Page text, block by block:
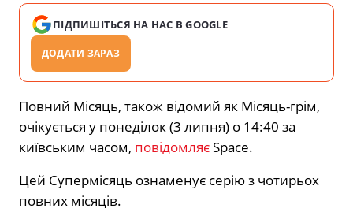
ПІДПИШІТЬСЯ НА НАС В GOOGLE
ДОДАТИ ЗАРАЗ
Повний Місяць, також відомий як Місяць-грім,
очікується у понеділок (3 липня) о 14:40 за
київським часом, повідомляєSpace.
Цей Супермісяць ознаменує серію з чотирьох
повних місяців.